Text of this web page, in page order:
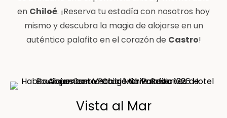
en Chiloé. ¡Reserva tu estadía con nosotros hoy
mismo y descubra la magia de alojarse en un
auténtico palafito en el corazón de Castro!
Vista al Mar